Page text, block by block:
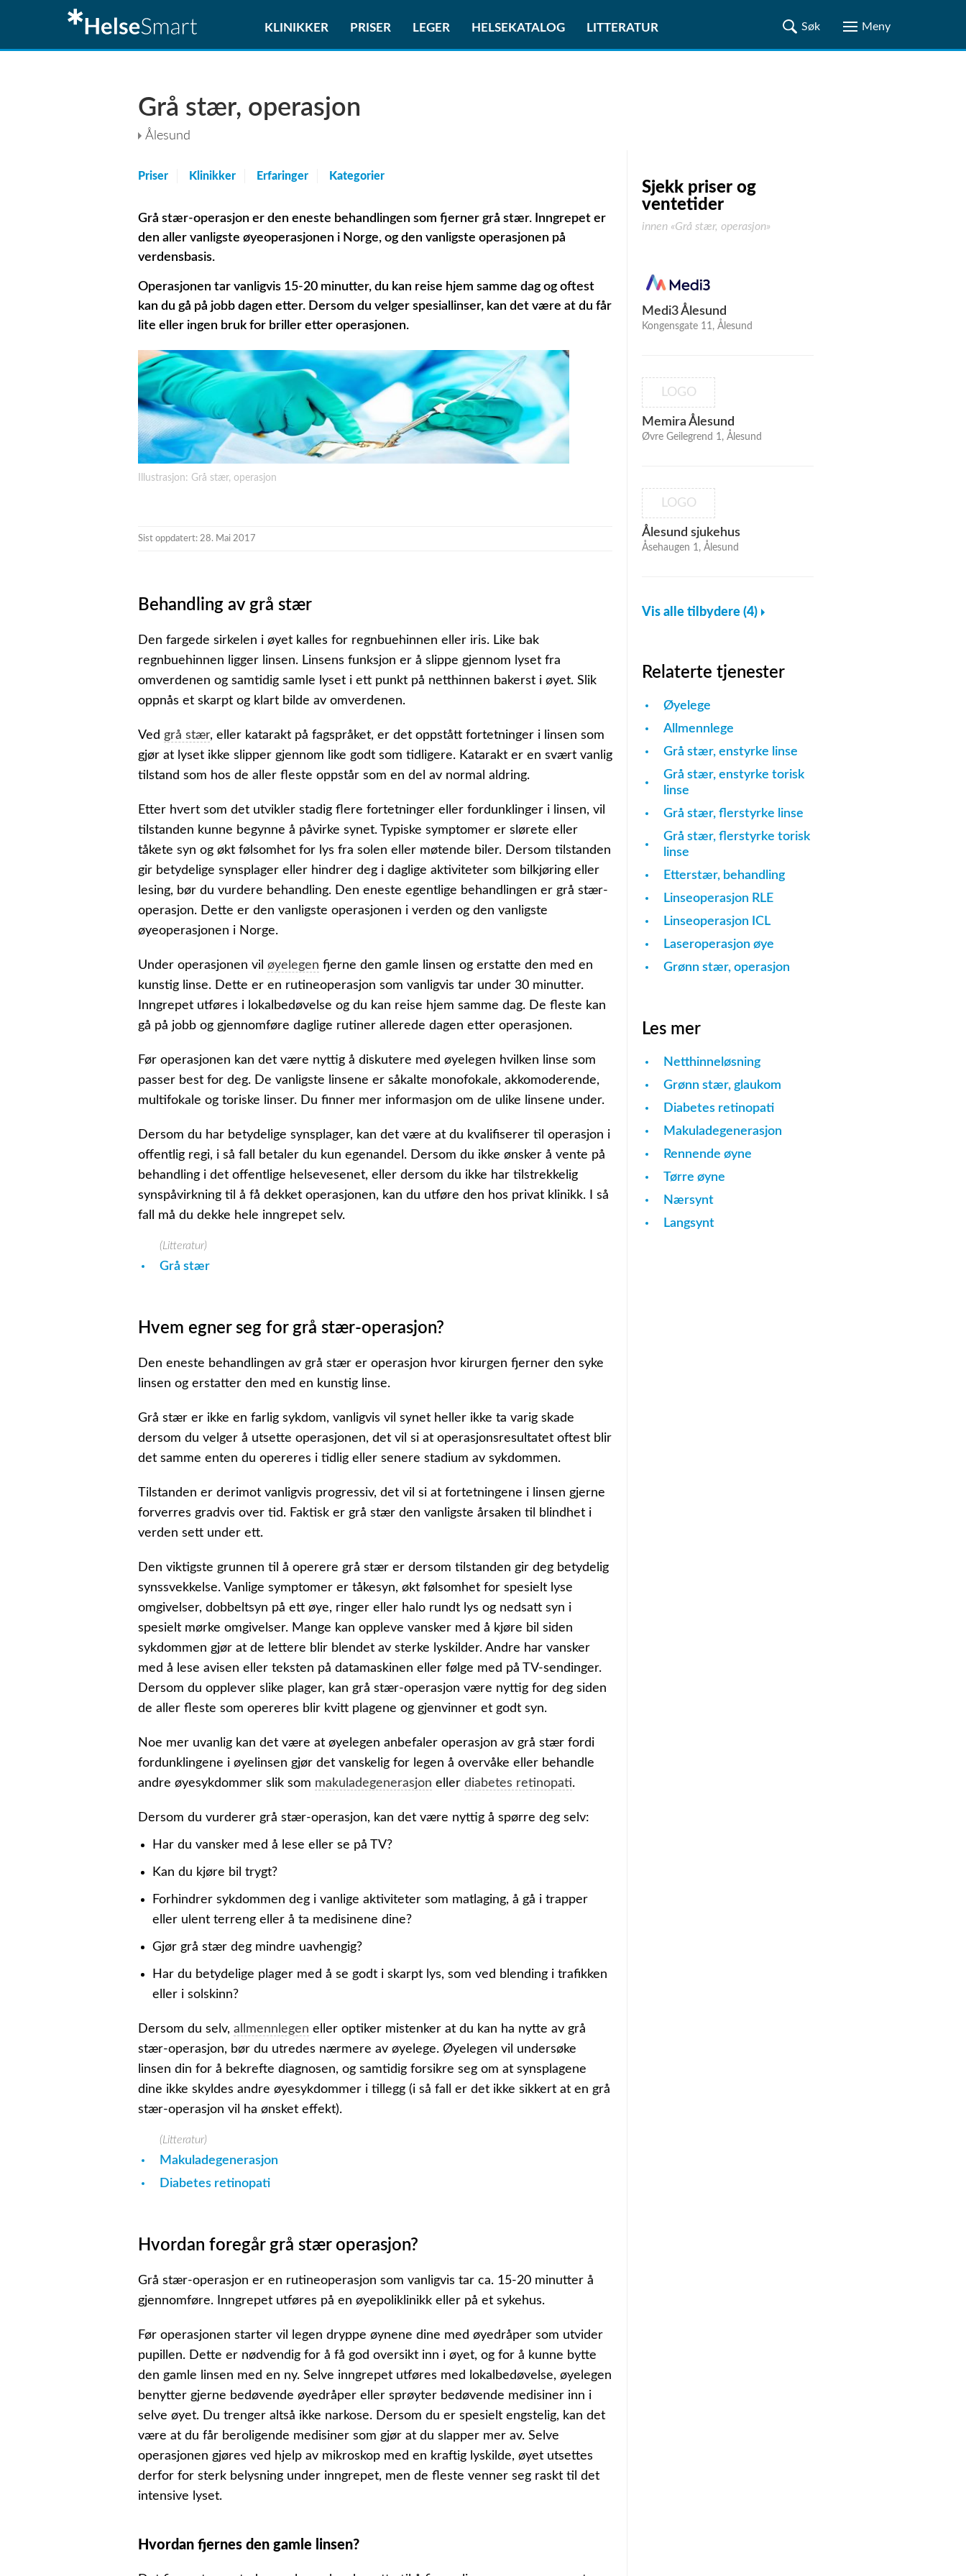
KLINIKKER PRISER LEGER HELSEKATALOG LITTERATUR
Grå stær, operasjon
Ålesund
Priser Klinikker Erfaringer Kategorier
Grå stær-operasjon er den eneste behandlingen som fjerner grå stær. Inngrepet er
den aller vanligste øyeoperasjonen i Norge, og den vanligste operasjonen på
verdensbasis.
Operasjonen tar vanligvis 15-20 minutter, du kan reise hjem samme dag og oftest
kan du gå på jobb dagen etter. Dersom du velger spesiallinser, kan det være at du får
lite eller ingen bruk for briller etter operasjonen.
Illustrasjon: Grå stær, operasjon
Sist oppdatert: 28. Mai 2017
Behandling av grå stær
Den fargede sirkelen i øyet kalles for regnbuehinnen eller iris. Like bak
regnbuehinnen ligger linsen. Linsens funksjon er å slippe gjennom lyset fra
omverdenen og samtidig samle lyset i ett punkt på netthinnen bakerst i øyet. Slik
oppnås et skarpt og klart bilde av omverdenen.
Ved grå stær, eller katarakt på fagspråket, er det oppstått fortetninger i linsen som
gjør at lyset ikke slipper gjennom like godt som tidligere. Katarakt er en svært vanlig
tilstand som hos de aller fleste oppstår som en del av normal aldring.
Etter hvert som det utvikler stadig flere fortetninger eller fordunklinger i linsen, vil
tilstanden kunne begynne å påvirke synet. Typiske symptomer er slørete eller
tåkete syn og økt følsomhet for lys fra solen eller møtende biler. Dersom tilstanden
gir betydelige synsplager eller hindrer deg i daglige aktiviteter som bilkjøring eller
lesing, bør du vurdere behandling. Den eneste egentlige behandlingen er grå stær-
operasjon. Dette er den vanligste operasjonen i verden og den vanligste
øyeoperasjonen i Norge.
Under operasjonen vil øyelegen fjerne den gamle linsen og erstatte den med en
kunstig linse. Dette er en rutineoperasjon som vanligvis tar under 30 minutter.
Inngrepet utføres i lokalbedøvelse og du kan reise hjem samme dag. De fleste kan
gå på jobb og gjennomføre daglige rutiner allerede dagen etter operasjonen.
Før operasjonen kan det være nyttig å diskutere med øyelegen hvilken linse som
passer best for deg. De vanligste linsene er såkalte monofokale, akkomoderende,
multifokale og toriske linser. Du finner mer informasjon om de ulike linsene under.
Dersom du har betydelige synsplager, kan det være at du kvalifiserer til operasjon i
offentlig regi, i så fall betaler du kun egenandel. Dersom du ikke ønsker å vente på
behandling i det offentlige helsevesenet, eller dersom du ikke har tilstrekkelig
synspåvirkning til å få dekket operasjonen, kan du utføre den hos privat klinikk. I så
fall må du dekke hele inngrepet selv.
(Litteratur)
Grå stær
Hvem egner seg for grå stær-operasjon?
Den eneste behandlingen av grå stær er operasjon hvor kirurgen fjerner den syke
linsen og erstatter den med en kunstig linse.
Grå stær er ikke en farlig sykdom, vanligvis vil synet heller ikke ta varig skade
dersom du velger å utsette operasjonen, det vil si at operasjonsresultatet oftest blir
det samme enten du opereres i tidlig eller senere stadium av sykdommen.
Tilstanden er derimot vanligvis progressiv, det vil si at fortetningene i linsen gjerne
forverres gradvis over tid. Faktisk er grå stær den vanligste årsaken til blindhet i
verden sett under ett.
Den viktigste grunnen til å operere grå stær er dersom tilstanden gir deg betydelig
synssvekkelse. Vanlige symptomer er tåkesyn, økt følsomhet for spesielt lyse
omgivelser, dobbeltsyn på ett øye, ringer eller halo rundt lys og nedsatt syn i
spesielt mørke omgivelser. Mange kan oppleve vansker med å kjøre bil siden
sykdommen gjør at de lettere blir blendet av sterke lyskilder. Andre har vansker
med å lese avisen eller teksten på datamaskinen eller følge med på TV-sendinger.
Dersom du opplever slike plager, kan grå stær-operasjon være nyttig for deg siden
de aller fleste som opereres blir kvitt plagene og gjenvinner et godt syn.
Noe mer uvanlig kan det være at øyelegen anbefaler operasjon av grå stær fordi
fordunklingene i øyelinsen gjør det vanskelig for legen å overvåke eller behandle
andre øyesykdommer slik som makuladegenerasjon eller diabetes retinopati.
Dersom du vurderer grå stær-operasjon, kan det være nyttig å spørre deg selv:
Har du vansker med å lese eller se på TV?
Kan du kjøre bil trygt?
Forhindrer sykdommen deg i vanlige aktiviteter som matlaging, å gå i trapper
eller ulent terreng eller å ta medisinene dine?
Gjør grå stær deg mindre uavhengig?
Har du betydelige plager med å se godt i skarpt lys, som ved blending i trafikken
eller i solskinn?
Dersom du selv, allmennlegen eller optiker mistenker at du kan ha nytte av grå
stær-operasjon, bør du utredes nærmere av øyelege. Øyelegen vil undersøke
linsen din for å bekrefte diagnosen, og samtidig forsikre seg om at synsplagene
dine ikke skyldes andre øyesykdommer i tillegg (i så fall er det ikke sikkert at en grå
stær-operasjon vil ha ønsket effekt).
(Litteratur)
Makuladegenerasjon
Diabetes retinopati
Hvordan foregår grå stær operasjon?
Grå stær-operasjon er en rutineoperasjon som vanligvis tar ca. 15-20 minutter å
gjennomføre. Inngrepet utføres på en øyepoliklinikk eller på et sykehus.
Før operasjonen starter vil legen dryppe øynene dine med øyedråper som utvider
pupillen. Dette er nødvendig for å få god oversikt inn i øyet, og for å kunne bytte
den gamle linsen med en ny. Selve inngrepet utføres med lokalbedøvelse, øyelegen
benytter gjerne bedøvende øyedråper eller sprøyter bedøvende medisiner inn i
selve øyet. Du trenger altså ikke narkose. Dersom du er spesielt engstelig, kan det
være at du får beroligende medisiner som gjør at du slapper mer av. Selve
operasjonen gjøres ved hjelp av mikroskop med en kraftig lyskilde, øyet utsettes
derfor for sterk belysning under inngrepet, men de fleste venner seg raskt til det
intensive lyset.
Hvordan fjernes den gamle linsen?
Sjekk priser og
ventetider
innen «Grå stær, operasjon»
Medi3 Ålesund
Kongensgate 11, Ålesund
LOGO
Memira Ålesund
Øvre Geilegrend 1, Ålesund
LOGO
Ålesund sjukehus
Åsehaugen 1, Ålesund
Vis alle tilbydere (4)
Relaterte tjenester
Øyelege
Allmennlege
Grå stær, enstyrke linse
Grå stær, enstyrke torisk
linse
Grå stær, flerstyrke linse
Grå stær, flerstyrke torisk
linse
Etterstær, behandling
Linseoperasjon RLE
Linseoperasjon ICL
Laseroperasjon øye
Grønn stær, operasjon
Les mer
Netthinneløsning
Grønn stær, glaukom
Diabetes retinopati
Makuladegenerasjon
Rennende øyne
Tørre øyne
Nærsynt
Langsynt